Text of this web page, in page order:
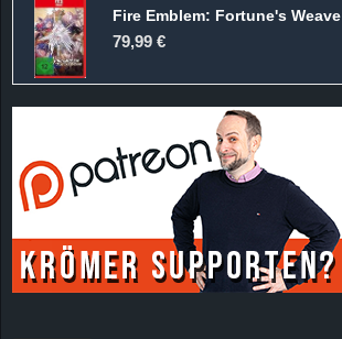
Fire Emblem: Fortune's Weave
79,99 €